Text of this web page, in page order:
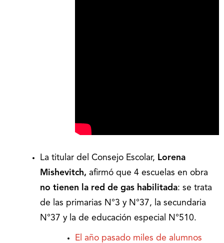
La titular del Consejo Escolar, Lorena
Mishevitch, afirmó que 4 escuelas en obra
no tienen la red de gas habilitada: se trata
de las primarias N°3 y N°37, la secundaria
N°37 y la de educación especial N°510.
El año pasado miles de alumnos